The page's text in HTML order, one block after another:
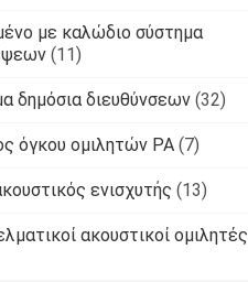
με καλώδιο σύστημα
(11)
δημόσια διευθύνσεων (32)
όγκου ομιλητών PA (7)
ενισχυτής (13)
ακουστικοί ομιλητές